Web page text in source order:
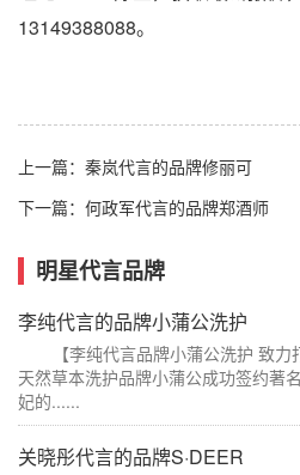
13149388088。
上一篇： 秦岚代言的品牌修丽可
下一篇： 何政军代言的品牌郑酒师
明星代言品牌
李纯代言的品牌小蒲公洗护
【李纯代言品牌小蒲公洗护 致
天然草本洗护品牌小蒲公成功签约著
妃的......
关晓彤代言的品牌S·DEER